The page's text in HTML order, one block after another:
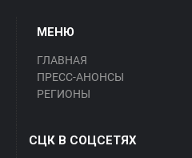
МЕНЮ
ГЛАВНАЯ
ПРЕСС-АНОНСЫ
РЕГИОНЫ
СЦК В СОЦСЕТЯХ